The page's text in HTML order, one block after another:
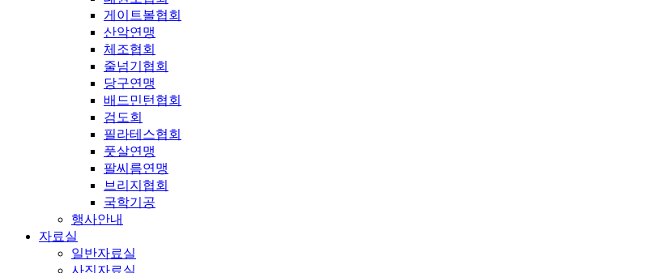
게이트볼협회
산악연맹
체조협회
줄넘기협회
당구연맹
배드민턴협회
검도회
필라테스협회
풋살연맹
팔씨름연맹
브리지협회
국학기공
행사안내
자료실
일반자료실
사진자료실